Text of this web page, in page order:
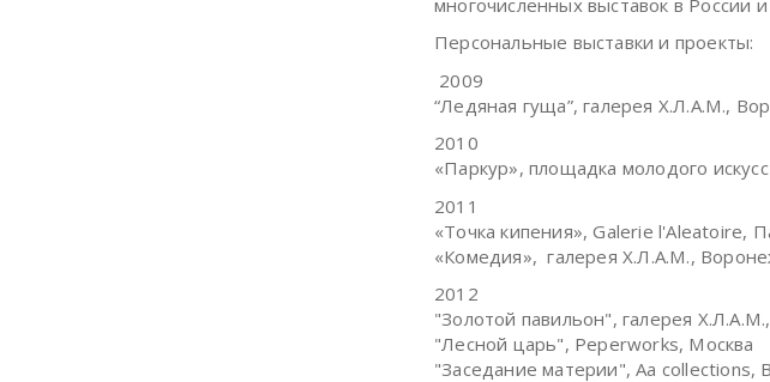
Персональные выставки и проекты:
2009
“Ледяная гуща”, галерея Х.Л.А.М.,
2010
«Паркур», площадка молодого
2011
«Точка кипения», Galerie l'Aleatoire,
«Комедия», галерея Х.Л.А.М.,
2012
"Золотой павильон", галерея
"Лесной царь", Peperworks, Москва
"Заседание материи", Aa collections,